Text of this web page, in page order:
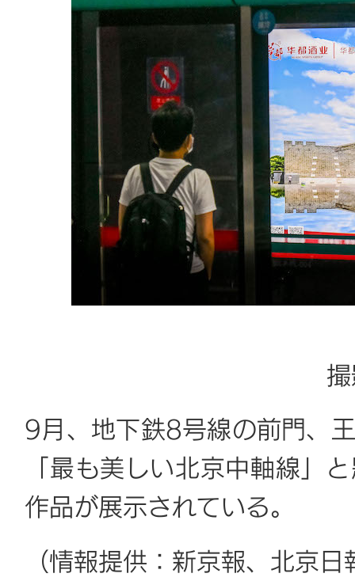
9月、地下鉄8号線の前門、
「最も美しい北京中軸線」
作品が展示されている。
（情報提供：新京報、北京日